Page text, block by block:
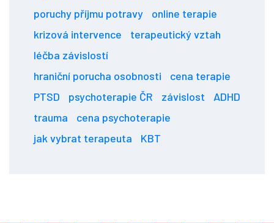
poruchy příjmu potravy
online terapie
krizová intervence
terapeutický vztah
léčba závislostí
hraniční porucha osobnosti
cena terapie
PTSD
psychoterapie ČR závislost
ADHD
trauma
cena psychoterapie
jak vybrat terapeuta
KBT